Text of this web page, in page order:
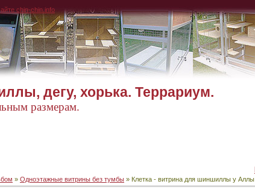
дегу, хорька. Террариум.
размерам.
» Одноэтажные витрины без тумбы » Клетка - витрина для шиншиллы у Аллы